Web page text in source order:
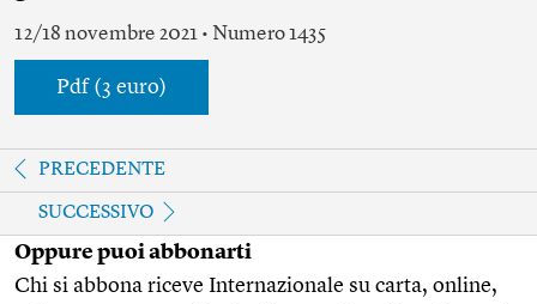
12/18 novembre 2021 • Numero 1435
Pdf (3 euro)
PRECEDENTE
SUCCESSIVO
Oppure puoi abbonarti
Chi si abbona riceve Internazionale su carta, online,